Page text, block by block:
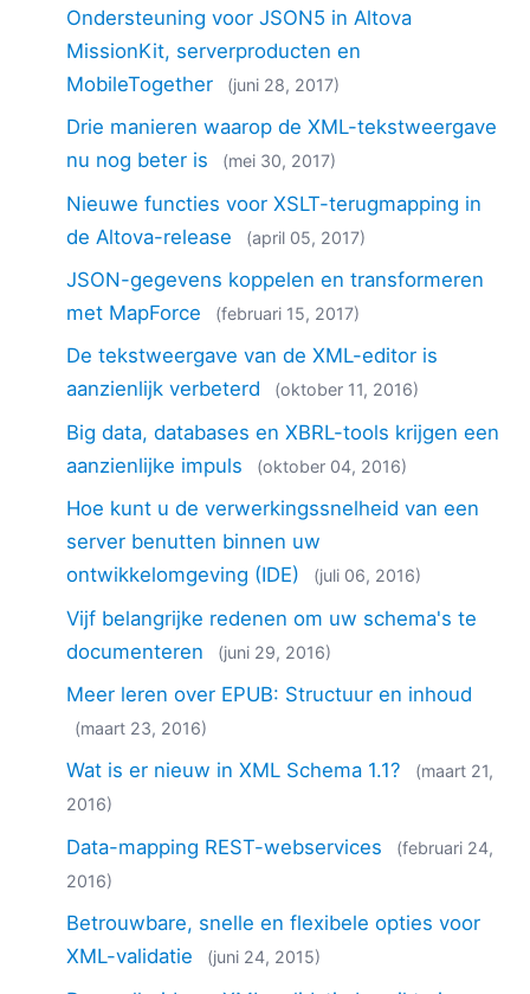
Ondersteuning voor JSON5 in Altova
MissionKit, serverproducten en
MobileTogether
(juni 28, 2017)
Drie manieren waarop de XML-tekstweergave
nu nog beter is
(mei 30, 2017)
Nieuwe functies voor XSLT-terugmapping in
de Altova-release
(april 05, 2017)
JSON-gegevens koppelen en transformeren
met MapForce
(februari 15, 2017)
De tekstweergave van de XML-editor is
aanzienlijk verbeterd
(oktober 11, 2016)
Big data, databases en XBRL-tools krijgen een
aanzienlijke impuls
(oktober 04, 2016)
Hoe kunt u de verwerkingssnelheid van een
server benutten binnen uw
ontwikkelomgeving (IDE)
(juli 06, 2016)
Vijf belangrijke redenen om uw schema's te
documenteren
(juni 29, 2016)
Meer leren over EPUB: Structuur en inhoud
(maart 23, 2016)
Wat is er nieuw in XML Schema 1.1?
(maart 21,
2016)
Data-mapping REST-webservices
(februari 24,
2016)
Betrouwbare, snelle en flexibele opties voor
XML-validatie
(juni 24, 2015)